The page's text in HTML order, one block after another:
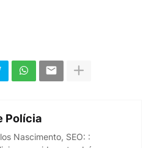
Polícia
Nascimento, SEO: :